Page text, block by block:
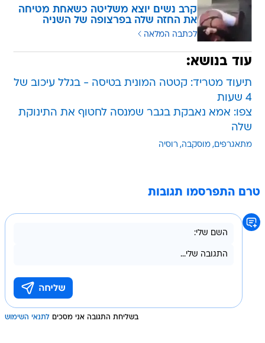
קרב נשים יוצא משליטה כשאחת מטיחה
את החזה שלה בפרצופה של השניה
לכתבה המלאה
עוד בנושא:
תיעוד מטריד: קטטה המונית בטיסה - בגלל עיכוב של
4 שעות
צפו: אמא נאבקת בגבר שמנסה לחטוף את התינוקת
שלה
מתאגרפים מוסקבה רוסיה
טרם התפרסמו תגובות
בשליחת התגובה אני מסכים לתנאי השימוש